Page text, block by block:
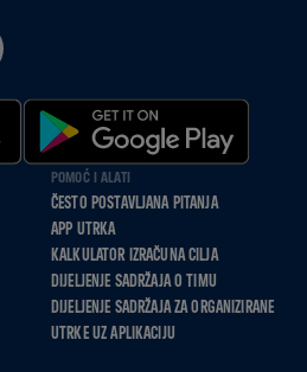
POMOĆ I ALATI
ČESTO POSTAVLJANA PITANJA
APP UTRKA
KALKULATOR IZRAČUNA CILJA
DIJELJENJE SADRŽAJA O TIMU
DIJELJENJE SADRŽAJA ZA ORGANIZIRANE
UTRKE UZ APLIKACIJU